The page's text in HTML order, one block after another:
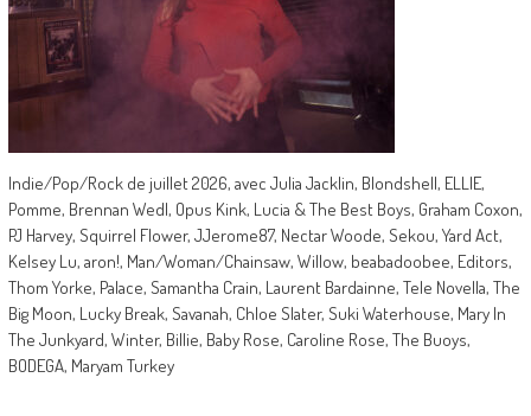
Indie/Pop/Rock de juillet 2026, avec Julia Jacklin, Blondshell, ELLIE,
Pomme, Brennan Wedl, Opus Kink, Lucia & The Best Boys, Graham Coxon,
PJ Harvey, Squirrel Flower, JJerome87, Nectar Woode, Sekou, Yard Act,
Kelsey Lu, aron!, Man/Woman/Chainsaw, Willow, beabadoobee, Editors,
Thom Yorke, Palace, Samantha Crain, Laurent Bardainne, Tele Novella, The
Big Moon, Lucky Break, Savanah, Chloe Slater, Suki Waterhouse, Mary In
The Junkyard, Winter, Billie, Baby Rose, Caroline Rose, The Buoys,
BODEGA, Maryam Turkey